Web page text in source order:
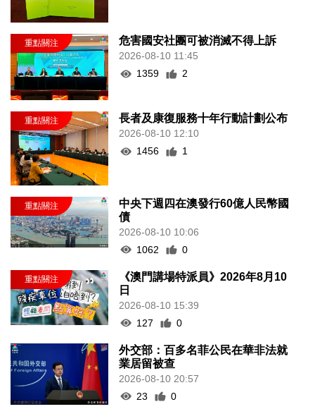
危害國安社團可被消滅不得上訴
2026-08-10 11:45
1359
2
長者及康復服務十年行動計劃公布
2026-08-10 12:10
1456
1
中央下週四在澳發行60億人民幣國
債
2026-08-10 10:06
1062
0
《澳門講場特派員》2026年8月10
日
2026-08-10 15:39
127
0
外交部：百多名菲公民在華非法就
業居留被查
2026-08-10 20:57
23
0